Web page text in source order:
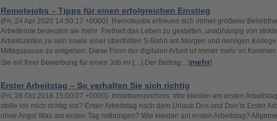
Remotejobs – Tipps für einen erfolgreichen Einstieg
(Fri, 24 Apr 2020 14:50:17 +0000) Remotejobs erfreuen sich immer größerer
Arbeitende bedeuten sie mehr Freiheit das Leben zu gestalten, unabhängig von
Arbeitszeiten zu sein sowie einer überfüllten S-Bahn am Morgen und nervigen
Mittagspause zu entgehen. Diese Form der digitalen Arbeit ist immer mehr im
Sie mit Ihrer Bewerbung für einen Job im […] Der Beitrag... [mehr]
Erster Arbeitstag – So verhalten Sie sich richtig
(Fri, 26 Oct 2018 15:00:07 +0000) Inhaltsverzeichnis: Wie kleiden am ersten
stelle ich mich richtig vor? Erster Arbeitstag nach dem Urlaub Dos und Don’ts Erster
ohne Angst Was am ersten Tag mitbringen? Wie kleiden am ersten Arbeitstag?